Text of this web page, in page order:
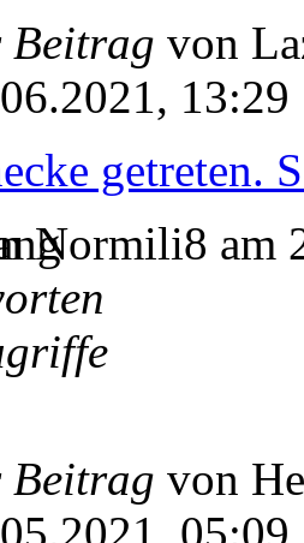
Beitrag von
13:29
getreten.
Normili8 am
Beitrag von
05:09